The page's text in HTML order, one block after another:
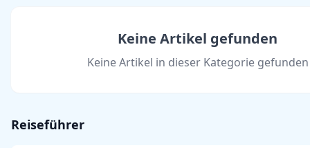
Keine Artikel gefunden
Keine Artikel in dieser Kategorie gefunden
Reiseführer